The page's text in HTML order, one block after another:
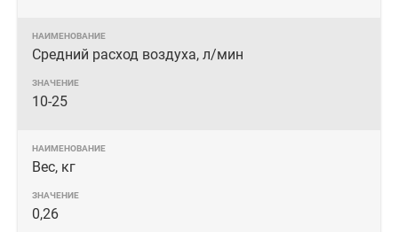
Средний расход воздуха, л/мин
10-25
Вес, кг
0,26